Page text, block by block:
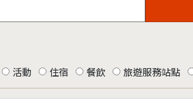
活動 住宿 餐飲 旅遊服務站點